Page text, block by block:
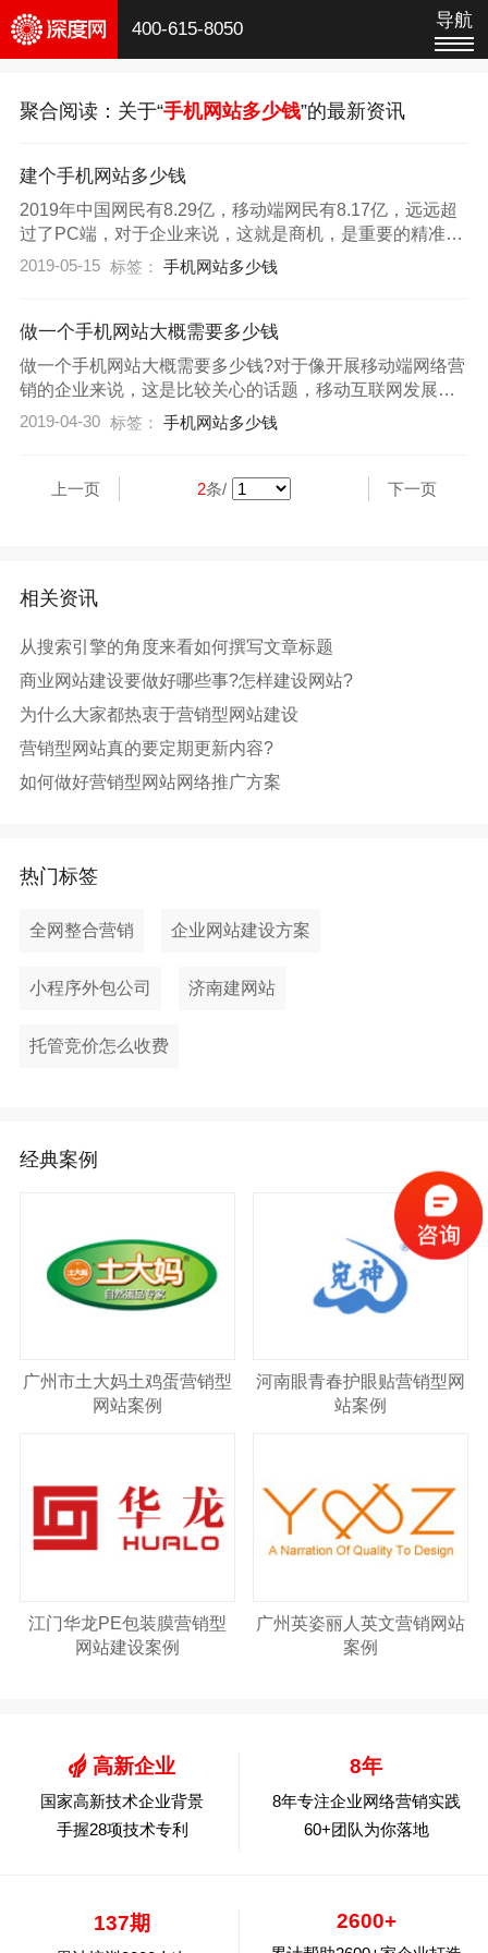
400-615-8050 导航
聚合阅读：关于“手机网站多少钱”的最新资讯
建个手机网站多少钱
2019年中国网民有8.29亿，移动端网民有8.17亿，远远超
过了PC端，对于企业来说，这就是商机，是重要的精准客
户来源入口。做移动端营销，少不了手机网站建设，要针
对企业实际需求，进行手机网站策划、设计与制作，让手
2019-05-15 标签： 手机网站多少钱
做一个手机网站大概需要多少钱
做一个手机网站大概需要多少钱?对于像开展移动端网络营
销的企业来说，这是比较关心的话题，移动互联网发展这
么快，对于企业来说，这是一个新兴市场，需要企业来深
耕开发，拓展销售渠道。
2019-04-30 标签： 手机网站多少钱
上一页 2条/ 下一页
相关资讯
从搜索引擎的角度来看如何撰写文章标题
商业网站建设要做好哪些事?怎样建设网站?
为什么大家都热衷于营销型网站建设
营销型网站真的要定期更新内容?
如何做好营销型网站网络推广方案
热门标签
全网整合营销 企业网站建设方案
小程序外包公司 济南建网站
托管竞价怎么收费
经典案例
广州市土大妈土鸡蛋营销型
网站案例
河南眼青春护眼贴营销型网
站案例
江门华龙PE包装膜营销型
网站建设案例
广州英姿丽人英文营销网站
案例
高新企业
国家高新技术企业背景
手握28项技术专利
8年
8年专注企业网络营销实践
60+团队为你落地
137期 2600+